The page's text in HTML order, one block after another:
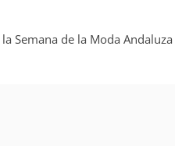
Semana de la Moda